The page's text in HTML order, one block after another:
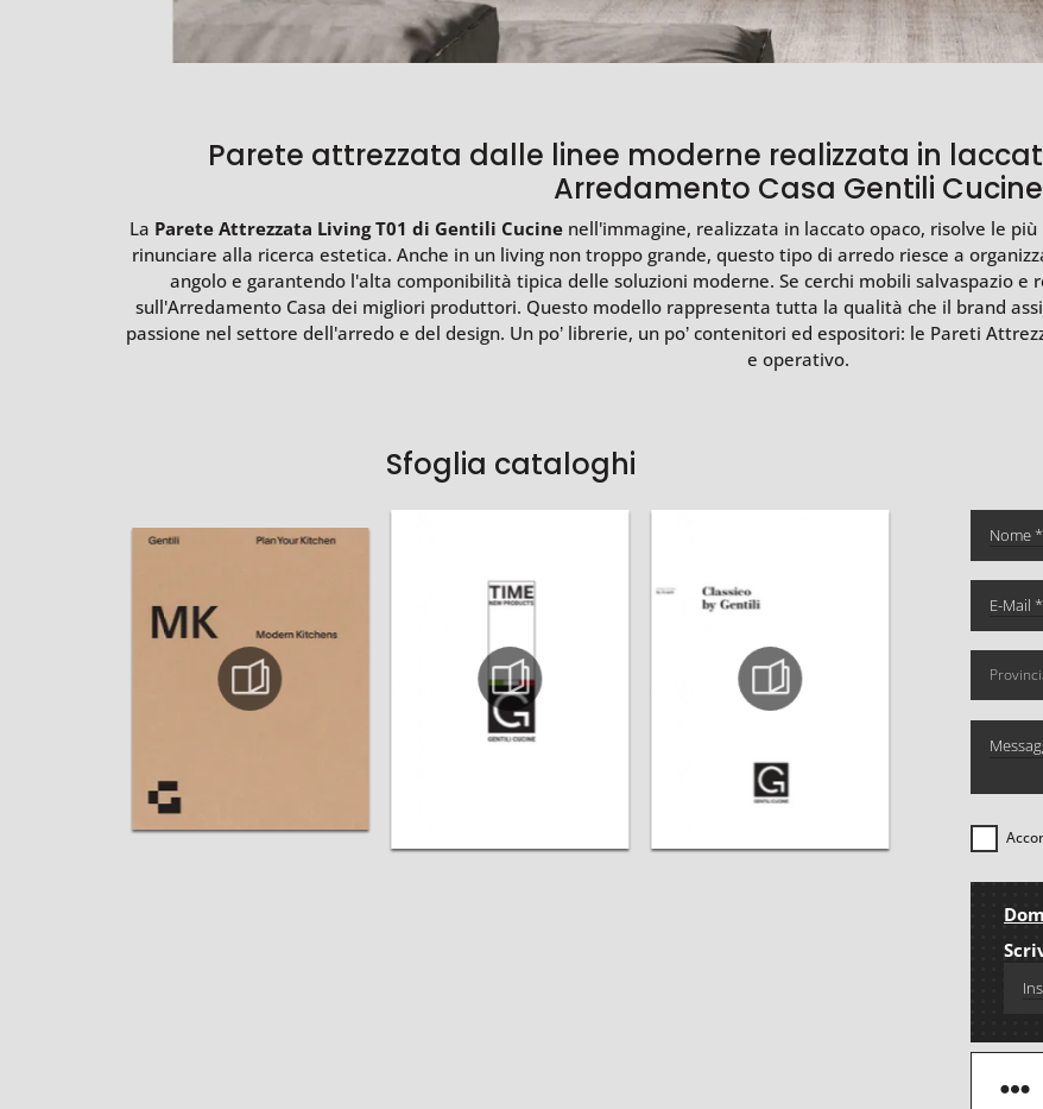
Parete attrezzata dalle linee moderne realizzata in
Arredamento Casa Gentili Cucine
La Parete Attrezzata Living T01 di Gentili Cucine nell'immagine, realizzata in laccato opaco, risolve le
rinunciare alla ricerca estetica. Anche in un living non troppo grande, questo tipo di arredo riesce a
angolo e garantendo l'alta componibilità tipica delle soluzioni moderne. Se cerchi mobili salvaspazio e
sull'Arredamento Casa dei migliori produttori. Questo modello rappresenta tutta la qualità che il brand
passione nel settore dell'arredo e del design. Un po’ librerie, un po’ contenitori ed espositori: le Pareti
e operativo.
Sfoglia cataloghi